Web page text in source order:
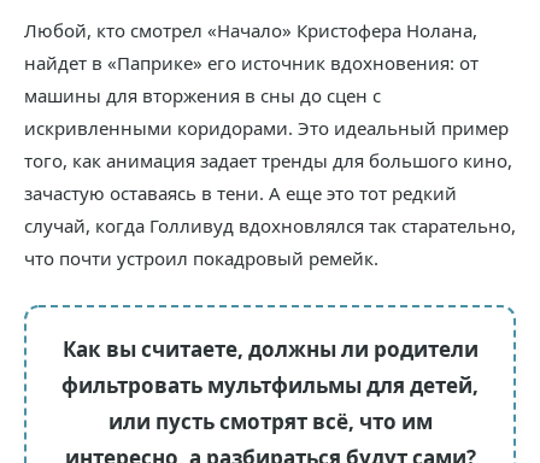
Любой, кто смотрел «Начало» Кристофера Нолана,
найдет в «Паприке» его источник вдохновения: от
машины для вторжения в сны до сцен с
искривленными коридорами. Это идеальный пример
того, как анимация задает тренды для большого кино,
зачастую оставаясь в тени. А еще это тот редкий
случай, когда Голливуд вдохновлялся так старательно,
что почти устроил покадровый ремейк.
Как вы считаете, должны ли родители
фильтровать мультфильмы для детей,
или пусть смотрят всё, что им